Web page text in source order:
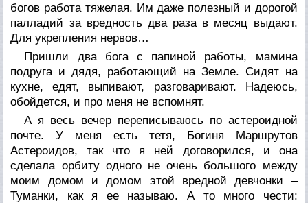
богов работа тяжелая. Им даже полезный и дорогой
палладий за вредность два раза в месяц выдают.
Для укрепления нервов…
Пришли два бога с папиной работы, мамина
подруга и дядя, работающий на Земле. Сидят на
кухне, едят, выпивают, разговаривают. Надеюсь,
обойдется, и про меня не вспомнят.
А я весь вечер переписываюсь по астероидной
почте. У меня есть тетя, Богиня Маршрутов
Астероидов, так что я ней договорился, и она
сделала орбиту одного не очень большого между
моим домом и домом этой вредной девчонки –
Туманки, как я ее называю. А то много чести: